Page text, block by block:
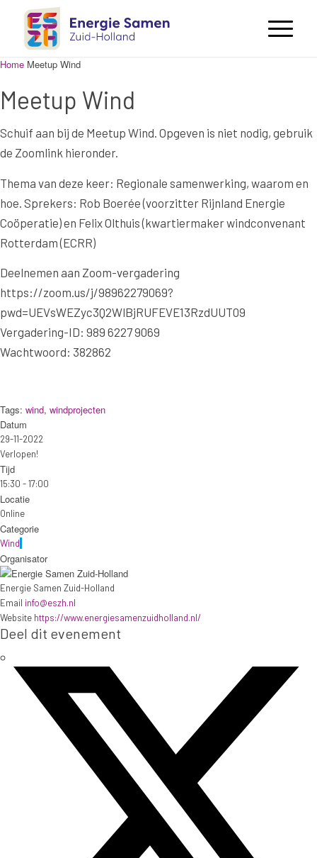
Home Meetup Wind
Meetup Wind
Schuif aan bij de Meetup Wind. Opgeven is niet nodig, gebruik
de Zoomlink hieronder.
Thema van deze keer: Regionale samenwerking, waarom en
hoe. Sprekers: Rob Boerée (voorzitter Rijnland Energie
Coöperatie) en Felix Olthuis (kwartiermaker windconvenant
Rotterdam (ECRR)
Deelnemen aan Zoom-vergadering
https://zoom.us/j/98962279069?
pwd=UEVsWEZyc3Q2WlBjRUFEVE13RzdUUT09
Vergadering-ID: 989 6227 9069
Wachtwoord: 382862
Tags: wind, windprojecten
Datum
29-11-2022
Verlopen!
Tijd
15:30 - 17:00
Locatie
Online
Categorie
Wind
Organisator
Energie Samen Zuid-Holland
Email info@eszh.nl
Website https://www.energiesamenzuidholland.nl/
Deel dit evenement